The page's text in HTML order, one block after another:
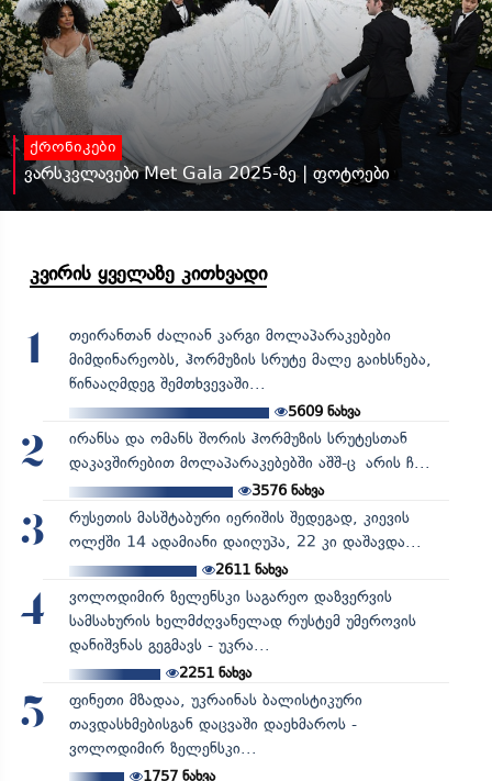
ქრონიკები
ვარსკვლავები Met Gala 2025-ზე | ფოტოები
კვირის ყველაზე კითხვადი
1
თეირანთან ძალიან კარგი მოლაპარაკებები
მიმდინარეობს, ჰორმუზის სრუტე მალე გაიხსნება,
წინააღმდეგ შემთხვევაში...
5609 ნახვა
2
ირანსა და ომანს შორის ჰორმუზის სრუტესთან
დაკავშირებით მოლაპარაკებებში აშშ-ც არის ჩ...
3576ნახვა
3
რუსეთის მასშტაბური იერიშის შედეგად, კიევის
ოლქში 14 ადამიანი დაიღუპა, 22 კი დაშავდა...
2611ნახვა
4
ვოლოდიმირ ზელენსკი საგარეო დაზვერვის
სამსახურის ხელმძღვანელად რუსტემ უმეროვის
დანიშვნას გეგმავს - უკრა...
2251ნახვა
5
ფინეთი მზადაა, უკრაინას ბალისტიკური
თავდასხმებისგან დაცვაში დაეხმაროს -
ვოლოდიმირ ზელენსკი...
1757ნახვა